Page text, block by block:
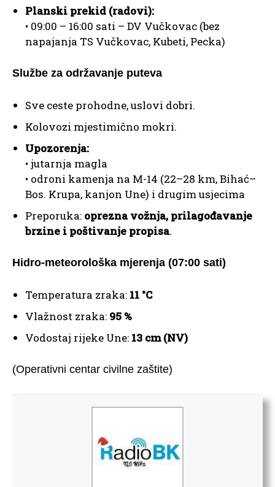
Planski prekid (radovi):
• 09:00 – 16:00 sati – DV Vučkovac (bez
napajanja TS Vučkovac, Kubeti, Pecka)
Službe za održavanje puteva
Sve ceste prohodne, uslovi dobri.
Kolovozi mjestimično mokri.
Upozorenja:
• jutarnja magla
• odroni kamenja na M-14 (22–28 km, Bihać–
Bos. Krupa, kanjon Une) i drugim usjecima
Preporuka: oprezna vožnja, prilagođavanje
brzine i poštivanje propisa.
Hidro-meteorološka mjerenja (07:00 sati)
Temperatura zraka: 11 °C
Vlažnost zraka: 95 %
Vodostaj rijeke Une: 13 cm (NV)
(Operativni centar civilne zaštite)